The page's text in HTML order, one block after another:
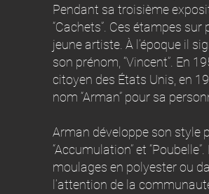
Pendant sa troisième
“Cachets”. Ces étampes
jeune artiste. À l’époque il
son prénom, “Vincent”. En
citoyen des États Unis, en
nom “Arman” pour sa
Arman développe son style
“Accumulation” et
moulages en polyester ou
l’attention de la